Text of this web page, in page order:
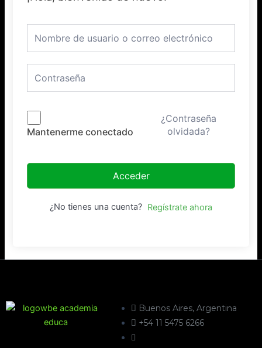
Mantenerme conectado
¿Contraseña
olvidada?
Acceder
¿No tienes una cuenta? Regístrate ahora
Buenos Aires, Argentina
+54 11 5475 6266